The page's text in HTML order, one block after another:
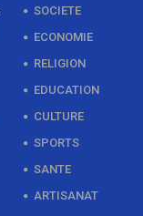
SOCIETE
ECONOMIE
RELIGION
EDUCATION
CULTURE
SPORTS
SANTE
ARTISANAT